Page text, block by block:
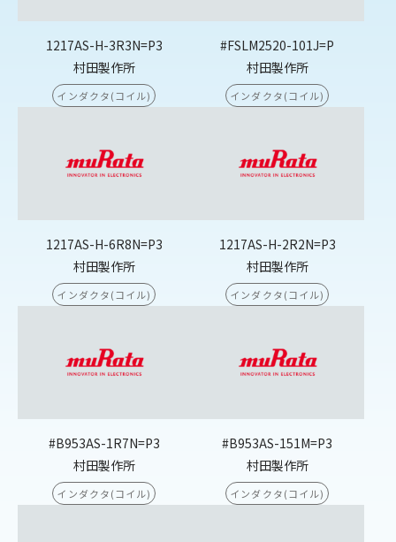
1217AS-H-3R3N=P3
村田製作所
インダクタ(コイル)
#FSLM2520-101J=P
村田製作所
インダクタ(コイル)
1217AS-H-6R8N=P3
村田製作所
インダクタ(コイル)
1217AS-H-2R2N=P3
村田製作所
インダクタ(コイル)
#B953AS-1R7N=P3
村田製作所
インダクタ(コイル)
#B953AS-151M=P3
村田製作所
インダクタ(コイル)